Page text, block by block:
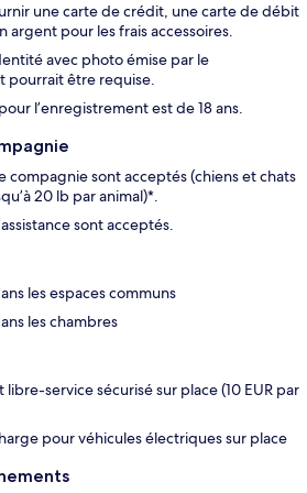
une carte de crédit, une carte de débit
argent pour les frais accessoires.
avec photo émise par le
pourrait être requise.
l’enregistrement est de 18 ans.
compagnie sont acceptés (chiens et chats
20 lb par animal)*.
sont acceptés.
les espaces communs
les chambres
service sécurisé sur place (10 EUR par
pour véhicules électriques sur place